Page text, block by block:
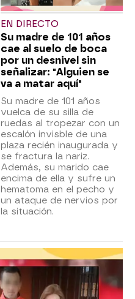
EN DIRECTO
Su madre de 101 años
cae al suelo de boca
por un desnivel sin
señalizar: "Alguien se
va a matar aquí"
Su madre de 101 años
vuelca de su silla de
ruedas al tropezar con un
escalón invisble de una
plaza recién inaugurada y
se fractura la nariz.
Además, su marido cae
encima de ella y sufre un
hematoma en el pecho y
un ataque de nervios por
la situación.